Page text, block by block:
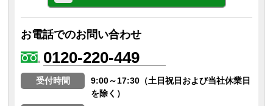
お電話でのお問い合わせ
0120-220-449
受付時間
9:00～17:30（土日祝日および当社休業日
を除く）